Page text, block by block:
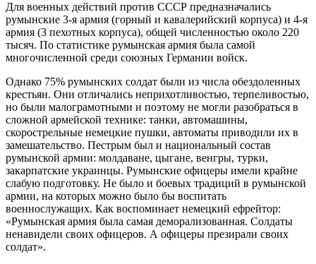
Для военных действий против СССР предназначались
румынские 3-я армия (горный и кавалерийский корпуса) и 4-я
армия (3 пехотных корпуса), общей численностью около 220
тысяч. По статистике румынская армия была самой
многочисленной среди союзных Германии войск.
Однако 75% румынских солдат были из числа обездоленных
крестьян. Они отличались неприхотливостью, терпеливостью,
но были малограмотными и поэтому не могли разобраться в
сложной армейской технике: танки, автомашины,
скорострельные немецкие пушки, автоматы приводили их в
замешательство. Пестрым был и национальный состав
румынской армии: молдаване, цыгане, венгры, турки,
закарпатские украинцы. Румынские офицеры имели крайне
слабую подготовку. Не было и боевых традиций в румынской
армии, на которых можно было бы воспитать
военнослужащих. Как воспоминает немецкий ефрейтор:
«Румынская армия была самая деморализованная. Солдаты
ненавидели своих офицеров. А офицеры презирали своих
солдат».